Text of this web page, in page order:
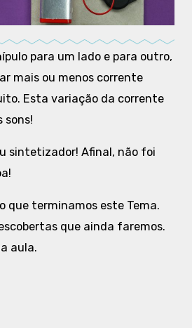
para um lado e para outro,
mais ou menos corrente
Esta variação da corrente
sons!
sintetizador! Afinal, não foi
que terminamos este Tema.
que ainda faremos.
aula.